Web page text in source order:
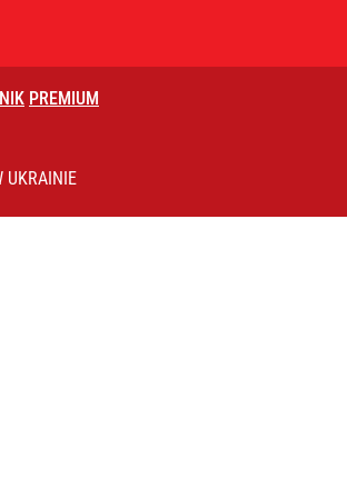
PREMIUM
kolekcji kapsułowej
UKRAINIE